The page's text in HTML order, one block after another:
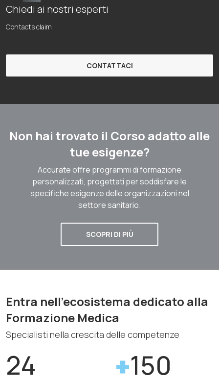
Chiedi ai nostri esperti
Contacts claim
CONTATTACI
Non hai trovato il Corso adatto alle
tue esigenze?
Accurate offre programmi di formazione
personalizzati, progettati per soddisfare le
specifiche esigenze delle organizzazioni nel
settore sanitario.
SCOPRI DI PIÙ
Entra nell'ecosistema dedicato alla
Formazione Medica
Specialisti nella crescita delle competenze
24 150